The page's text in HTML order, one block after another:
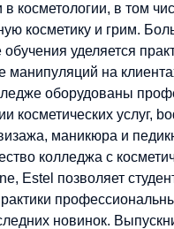
в косметологии, в том
косметику и грим.
обучения уделяется
манипуляций на
оборудованы
косметических услуг,
маникюра и
колледжа с
Estel позволяет
новинок.